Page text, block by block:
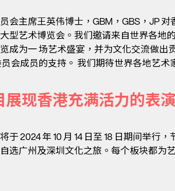
会主席王英伟博士，GBM，GBS，JP
型艺术博览会。我们邀请来自世界各地
成为一 场艺术盛宴，并为文化交流做
会成员的支持。 我们期待世界各地艺术
现香港充满活力的表
于 2024 年 10 月 14 日至 18 日期间举行
选广州及深圳文化之旅。每个板块都为